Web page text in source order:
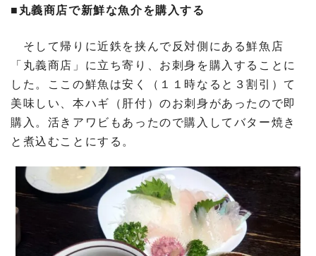
■丸義商店で新鮮な魚介を購入する
そして帰りに近鉄を挟んで反対側にある鮮魚店
「丸義商店」に立ち寄り、お刺身を購入することに
した。ここの鮮魚は安く（１１時なると３割引）て
美味しい、本ハギ（肝付）のお刺身があったので即
購入。活きアワビもあったので購入してバター焼き
と煮込むことにする。